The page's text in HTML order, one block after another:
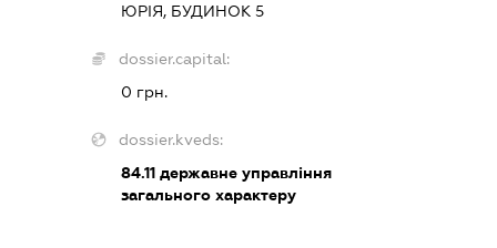
ЮРІЯ, БУДИНОК 5
dossier.capital:
0 грн.
dossier.kveds:
84.11 державне управління
загального характеру